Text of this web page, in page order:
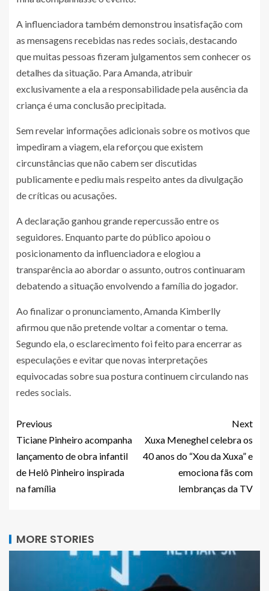
A influenciadora também demonstrou insatisfação com
as mensagens recebidas nas redes sociais, destacando
que muitas pessoas fizeram julgamentos sem conhecer os
detalhes da situação. Para Amanda, atribuir
exclusivamente a ela a responsabilidade pela ausência da
criança é uma conclusão precipitada.
Sem revelar informações adicionais sobre os motivos que
impediram a viagem, ela reforçou que existem
circunstâncias que não cabem ser discutidas
publicamente e pediu mais respeito antes da divulgação
de críticas ou acusações.
A declaração ganhou grande repercussão entre os
seguidores. Enquanto parte do público apoiou o
posicionamento da influenciadora e elogiou a
transparência ao abordar o assunto, outros continuaram
debatendo a situação envolvendo a família do jogador.
Ao finalizar o pronunciamento, Amanda Kimberlly
afirmou que não pretende voltar a comentar o tema.
Segundo ela, o esclarecimento foi feito para encerrar as
especulações e evitar que novas interpretações
equivocadas sobre sua postura continuem circulando nas
redes sociais.
Previous
Ticiane Pinheiro acompanha
lançamento de obra infantil
de Helô Pinheiro inspirada
na família
Next
Xuxa Meneghel celebra os
40 anos do “Xou da Xuxa” e
emociona fãs com
lembranças da TV
MORE STORIES